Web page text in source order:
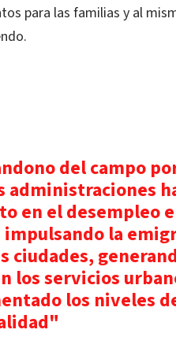
para las familias y al
del campo
administraciones
en el desempleo
la
ciudades,
los servicios
los niveles